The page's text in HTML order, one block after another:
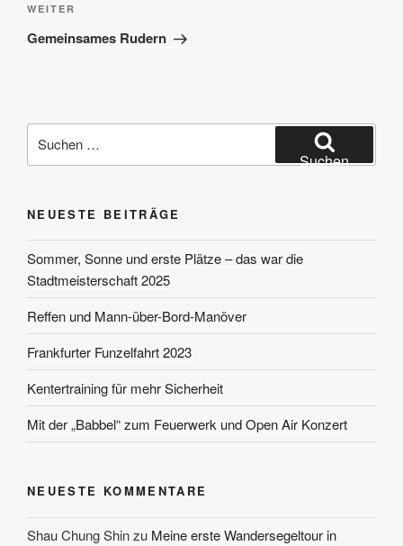
Nächster
Beitrag
WEITER
Gemeinsames Rudern
nach:
Suchen
NEUESTE BEITRÄGE
Sommer, Sonne und erste Plätze – das war die
Stadtmeisterschaft 2025
Reffen und Mann-über-Bord-Manöver
Frankfurter Funzelfahrt 2023
Kentertraining für mehr Sicherheit
Mit der „Babbel“ zum Feuerwerk und Open Air Konzert
NEUESTE KOMMENTARE
Shau Chung Shinzu Meine erste Wandersegeltour in